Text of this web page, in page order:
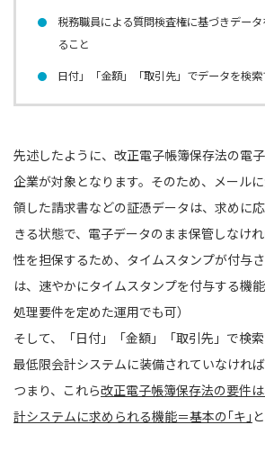
税務職員による質問検査権に基づきデー
ること
日付」「金額」「取引先」でデータを検索
先述したように、改正電子帳簿保存法の電
企業が対象となります。そのため、メール
領した請求書などの証憑データは、求めに
きる状態で、電子データのまま保管しなけ
性を担保するため、タイムスタンプが付与
は、速やかにタイムスタンプを付与する機
処理要件を定めた運用でも可）
そして、「日付」「金額」「取引先」で検索
最低限会計システムに装備されていなければ
つまり、これら改正電子帳簿保存法の要件
計システムに求められる機能＝基本の｢キ｣